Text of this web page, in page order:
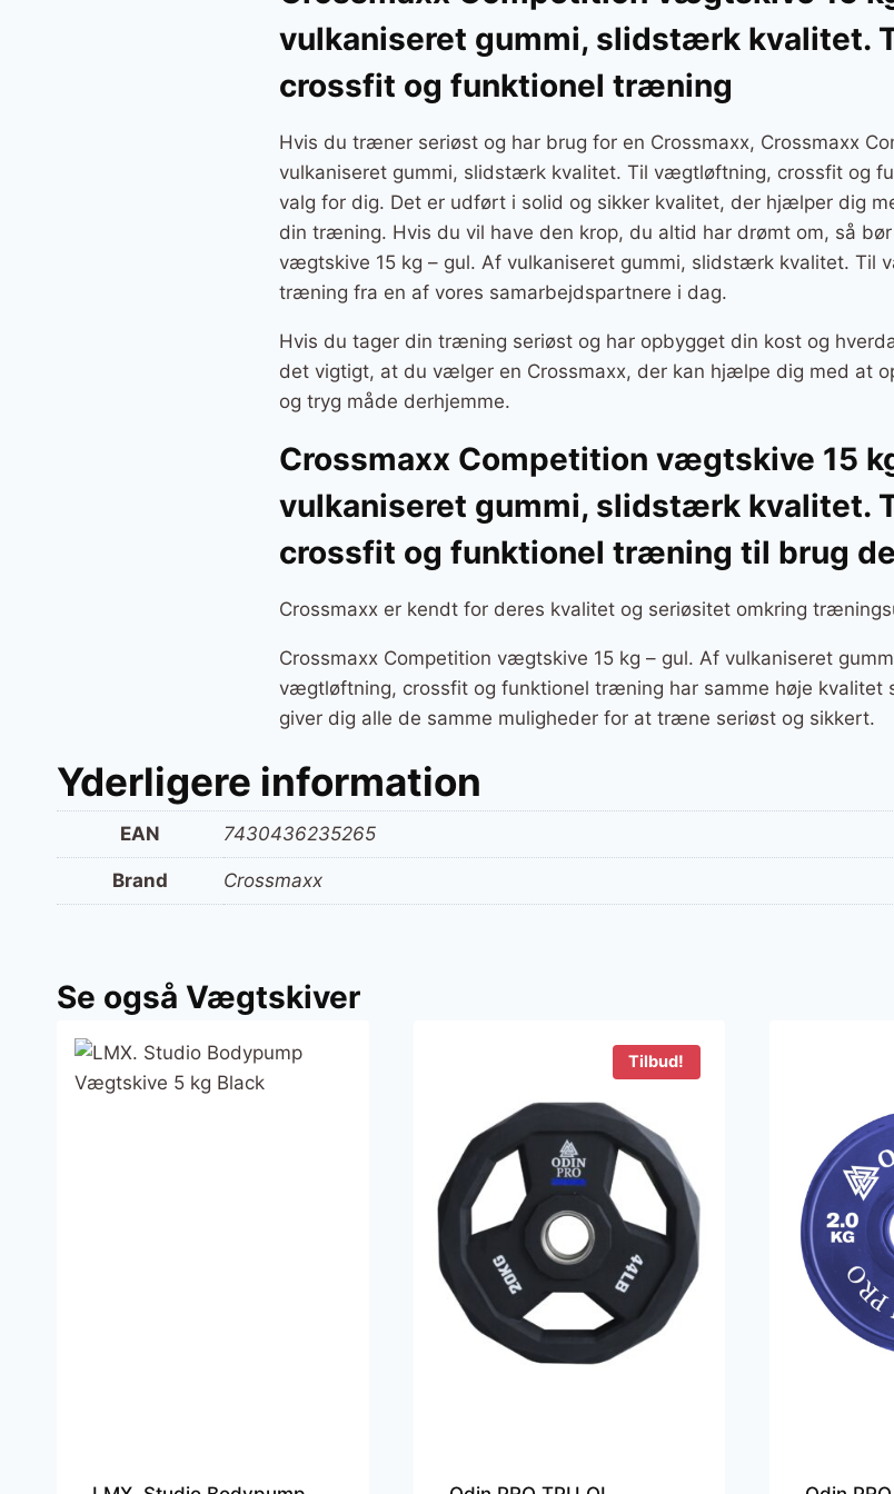
vulkaniseret gummi, slidstærk kvalitet.
crossfit og funktionel træning
Hvis du træner seriøst og har brug for en Crossmaxx, Crossmaxx
vulkaniseret gummi, slidstærk kvalitet. Til vægtløftning, crossfit og
valg for dig. Det er udført i solid og sikker kvalitet, der hjælper dig
din træning. Hvis du vil have den krop, du altid har drømt om, så
vægtskive 15 kg – gul. Af vulkaniseret gummi, slidstærk kvalitet. Til
træning fra en af vores samarbejdspartnere i dag.
Hvis du tager din træning seriøst og har opbygget din kost og
det vigtigt, at du vælger en Crossmaxx, der kan hjælpe dig med at
og tryg måde derhjemme.
Crossmaxx Competition vægtskive 15
vulkaniseret gummi, slidstærk kvalitet.
crossfit og funktionel træning til brug
Crossmaxx er kendt for deres kvalitet og seriøsitet omkring
Crossmaxx Competition vægtskive 15 kg – gul. Af vulkaniseret
vægtløftning, crossfit og funktionel træning har samme høje kvalitet
giver dig alle de samme muligheder for at træne seriøst og sikkert.
Yderligere information
EAN 7430436235265
Brand Crossmaxx
Se også Vægtskiver
Tilbud!